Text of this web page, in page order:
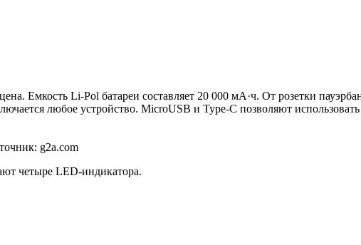
Емкость Li-Pol батареи составляет 20 000 мА·ч. От розетки
любое устройство. MicroUSB и Type-C позволяют
g2a.com
четыре LED-индикатора.